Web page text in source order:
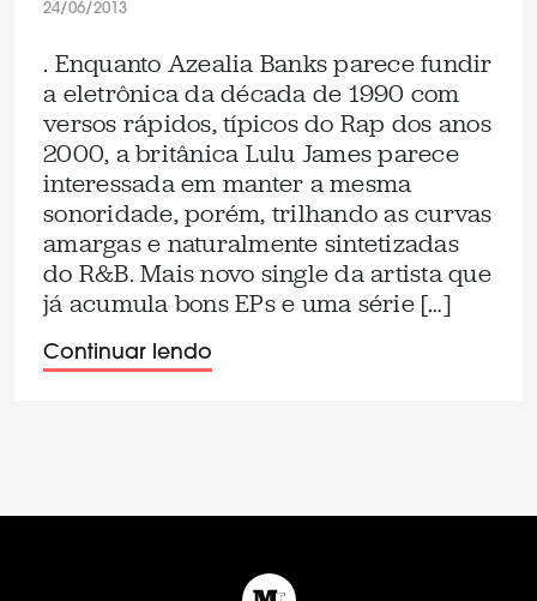
24/06/2013
. Enquanto Azealia Banks parece fundir
a eletrônica da década de 1990 com
versos rápidos, típicos do Rap dos anos
2000, a britânica Lulu James parece
interessada em manter a mesma
sonoridade, porém, trilhando as curvas
amargas e naturalmente sintetizadas
do R&B. Mais novo single da artista que
já acumula bons EPs e uma série […]
Continuar lendo